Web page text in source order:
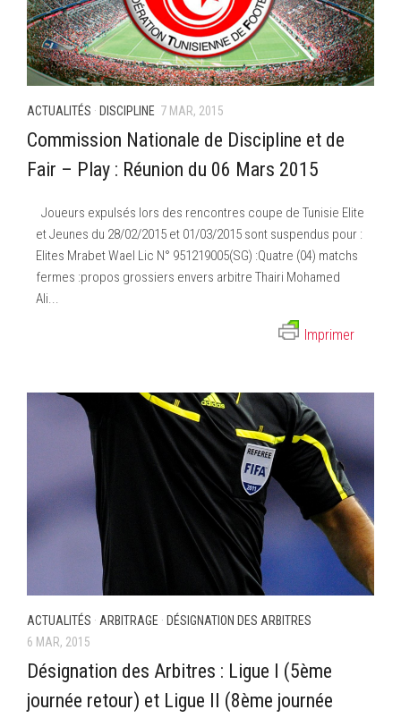
-Ligue I-
-Ligue II-
-Ligue III-
ACTUALITÉS · DISCIPLINE 7 MAR, 2015
Commission Nationale de Discipline et de
Fair – Play : Réunion du 06 Mars 2015
Joueurs expulsés lors des rencontres coupe de Tunisie Elite
et Jeunes du 28/02/2015 et 01/03/2015 sont suspendus pour :
Elites Mrabet Wael Lic N° 951219005(SG) :Quatre (04) matchs
fermes :propos grossiers envers arbitre Thairi Mohamed
Ali...
Imprimer
ACTUALITÉS · ARBITRAGE · DÉSIGNATION DES ARBITRES
6 MAR, 2015
Désignation des Arbitres : Ligue I (5ème
journée retour) et Ligue II (8ème journée